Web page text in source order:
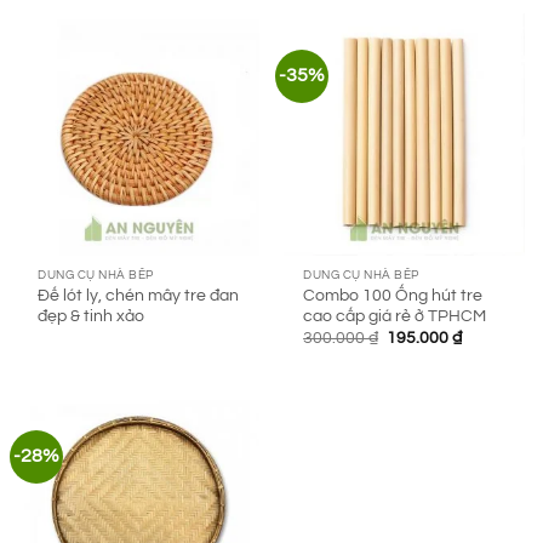
DUNG CỤ NHÀ BẾP
Đế lót ly, chén mây tre đan
đẹp & tinh xảo
-35%
DUNG CỤ NHÀ BẾP
Combo 100 Ống hút tre
cao cấp giá rẻ ở TPHCM
300.000₫ Giá
195.000₫Giá
-28%